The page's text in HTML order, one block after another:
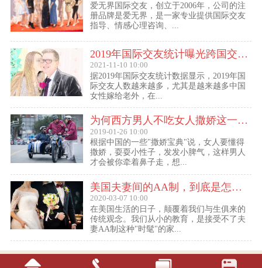
爱无界国际交友，创立于2006年，公司的注
册品牌是爱无界，是一家专业提供国际交友
指导、情感心理咨询、...
2019年国际交友统计曝光跨国交友惊人内幕：女性嫁给老外比男士娶外国老婆数量更多
2021-11-10 10:00
据2019年国际交友统计数据显示，2019年国
际交友人数越来越多，尤其是越来越多中国
女性嫁给老外，在...
为何西方男人不吃女人撒娇这一套？
2019-01-26 10:00
根据中国的一些"撒娇宝典"说，女人要懂得
撒娇，耍耍小性子，发发小脾气，这样男人
才会被你牵着鼻子走，想...
美国夫妻间的AA制，到底是怎么回事？
2020-03-07 10:00
在美国生活的日子，颠覆着我们与生俱来的
传统观念。我们从小的教育，是接受不了夫
妻AA制这种"时髦"的家...